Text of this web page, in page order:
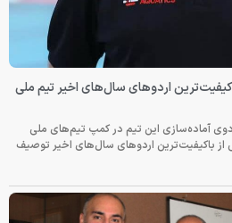
اردوهای سال‌های اخیر تیم ملی
آماده‌سازی این تیم در کمپ تیم‌های ملی
باکیفیت‌ترین اردوهای سال‌های اخیر توصیف